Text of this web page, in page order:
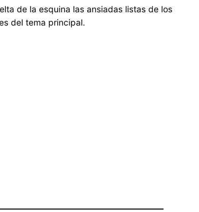
de la esquina las ansiadas listas de los
del tema principal.